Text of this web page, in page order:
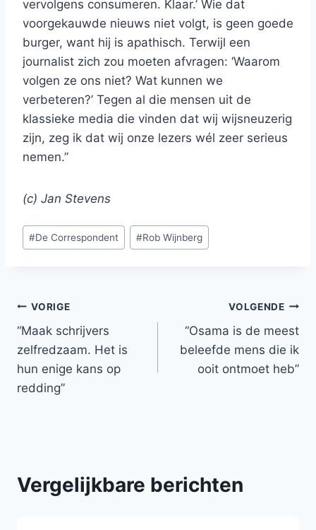
vervolgens consumeren. Klaar.’ Wie dat
voorgekauwde nieuws niet volgt, is geen goede
burger, want hij is apathisch. Terwijl een
journalist zich zou moeten afvragen: ‘Waarom
volgen ze ons niet? Wat kunnen we
verbeteren?’ Tegen al die mensen uit de
klassieke media die vinden dat wij wijsneuzerig
zijn, zeg ik dat wij onze lezers wél zeer serieus
nemen.”
(c) Jan Stevens
Bericht
tags:
#De Correspondent #Rob Wijnberg
Bericht
navigatie
VORIGE
“Maak schrijvers
zelfredzaam. Het is
hun enige kans op
redding”
VOLGENDE
“Osama is de meest
beleefde mens die ik
ooit ontmoet heb”
Vergelijkbare berichten